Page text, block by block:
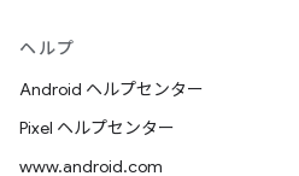
ヘルプ
Android ヘルプセンター
Pixel ヘルプセンター
www.android.com